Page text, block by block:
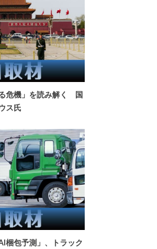
危機」を読み解く 国
ス氏
梱包予測」、トラック